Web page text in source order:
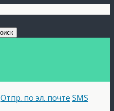
Отпр. по эл. почте SMS